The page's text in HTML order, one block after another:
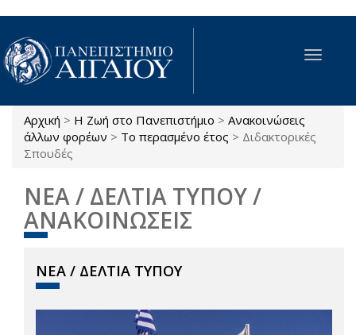
Παράκαμψη προς το κυρίως περιεχόμενο
Toggle
Είστε εδώ
Αρχική > Η Ζωή στο Πανεπιστήμιο > Ανακοινώσεις
άλλων φορέων > Το περασμένο έτος > Διδακτορικές
Σπουδές
ΝΕΑ / ΔΕΛΤΙΑ ΤΥΠΟΥ /
ΑΝΑΚΟΙΝΩΣΕΙΣ
ΝΕΑ / ΔΕΛΤΙΑ ΤΥΠΟΥ